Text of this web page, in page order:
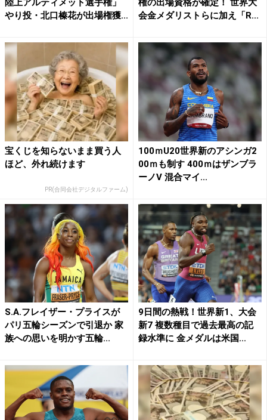
陸上アルティメット選手権」
やり投・北口榛花が出場権獲...
権の出場資格が確定！ 世界大
会金メダリストらに加え「R...
宝くじを知らないまま買う人
ほど、外れ続けます
PR(合同会社デジタルファーム)
100ｍU20世界新のアシンガ2
00ｍも制す 400ｍはザンブラ
ーノV 混合マイ...
S.A.フレイザー・プライスが
パリ五輪シーズンで引退か 家
族への思いを明かす五輪...
9日間の熱戦！世界新1、大会
新7 複数種目で過去最高の記
録水準に 金メダルは米国...